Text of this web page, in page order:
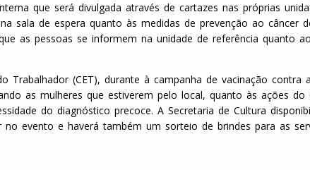
que será divulgada através de cartazes nas próprias
sala de espera quanto às medidas de prevenção ao câncer
as pessoas se informem na unidade de referência quanto
(CET), durante à campanha de vacinação contra
as mulheres que estiverem pelo local, quanto às ações do
do diagnóstico precoce. A Secretaria de Cultura
evento e haverá também um sorteio de brindes para as